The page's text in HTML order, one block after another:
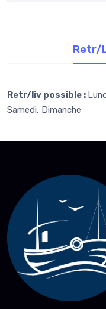
Retr/
Retr/liv possible :
Samedi, Dimanche